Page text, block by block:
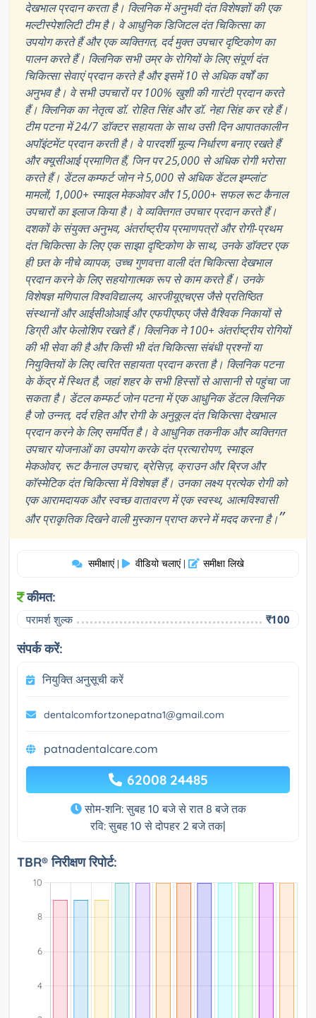
देखभाल प्रदान करता है। क्लिनिक में अनुभवी दंत विशेषज्ञों की एक
मल्टीस्पेशलिटी टीम है। वे आधुनिक डिजिटल दंत चिकित्सा का
उपयोग करते हैं और एक व्यक्तिगत, दर्द मुक्त उपचार दृष्टिकोण का
पालन करते हैं। क्लिनिक सभी उम्र के रोगियों के लिए संपूर्ण दंत
चिकित्सा सेवाएं प्रदान करते है और इसमें 10 से अधिक वर्षों का
अनुभव है। वे सभी उपचारों पर 100% खुशी की गारंटी प्रदान करते
हैं। क्लिनिक का नेतृत्व डॉ. रोहित सिंह और डॉ. नेहा सिंह कर रहे हैं।
टीम पटना में 24/7 डॉक्टर सहायता के साथ उसी दिन आपातकालीन
अपॉइंटमेंट प्रदान करती है। वे पारदर्शी मूल्य निर्धारण बनाए रखते हैं
और क्यूसीआई प्रमाणित हैं, जिन पर 25,000 से अधिक रोगी भरोसा
करते हैं। डेंटल कम्फर्ट जोन ने 5,000 से अधिक डेंटल इम्प्लांट
मामलों, 1,000+ स्माइल मेकओवर और 15,000+ सफल रूट कैनाल
उपचारों का इलाज किया है। वे व्यक्तिगत उपचार प्रदान करते हैं।
दशकों के संयुक्त अनुभव, अंतर्राष्ट्रीय प्रमाणपत्रों और रोगी-प्रथम
दंत चिकित्सा के लिए एक साझा दृष्टिकोण के साथ, उनके डॉक्टर एक
ही छत के नीचे व्यापक, उच्च गुणवत्ता वाली दंत चिकित्सा देखभाल
प्रदान करने के लिए सहयोगात्मक रूप से काम करते हैं। उनके
विशेषज्ञ मणिपाल विश्वविद्यालय, आरजीयूएचएस जैसे प्रतिष्ठित
संस्थानों और आईसीओआई और एफपीएफए जैसे वैश्विक निकायों से
डिग्री और फेलोशिप रखते हैं। क्लिनिक ने 100+ अंतर्राष्ट्रीय रोगियों
की भी सेवा की है और किसी भी दंत चिकित्सा संबंधी प्रश्नों या
नियुक्तियों के लिए त्वरित सहायता प्रदान करता है। क्लिनिक पटना
के केंद्र में स्थित है, जहां शहर के सभी हिस्सों से आसानी से पहुंचा जा
सकता है। डेंटल कम्फर्ट जोन पटना में एक आधुनिक डेंटल क्लिनिक
है जो उन्नत, दर्द रहित और रोगी के अनुकूल दंत चिकित्सा देखभाल
प्रदान करने के लिए समर्पित है। वे आधुनिक तकनीक और व्यक्तिगत
उपचार योजनाओं का उपयोग करके दंत प्रत्यारोपण, स्माइल
मेकओवर, रूट कैनाल उपचार, ब्रेसिज़, क्राउन और ब्रिज और
कॉस्मेटिक दंत चिकित्सा में विशेषज्ञ हैं। उनका लक्ष्य प्रत्येक रोगी को
एक आरामदायक और स्वच्छ वातावरण में एक स्वस्थ, आत्मविश्वासी
और प्राकृतिक दिखने वाली मुस्कान प्राप्त करने में मदद करना है।”
समीक्षाएं | वीडियो चलाएं | समीक्षा लिखे
कीमत:
परामर्श शुल्क ₹100
संपर्क करें:
नियुक्ति अनुसूची करें
dentalcomfortzonepatna1@gmail.com
patnadentalcare.com
62008 24485
सोम-शनि: सुबह 10 बजे से रात 8 बजे तक
रवि: सुबह 10 से दोपहर 2 बजे तक|
TBR® निरीक्षण रिपोर्ट: